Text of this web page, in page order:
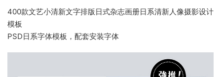
400款文艺小清新文字排版日式杂志画册日系清新人像摄影设计
模板
PSD日系字体模板，配套安装字体